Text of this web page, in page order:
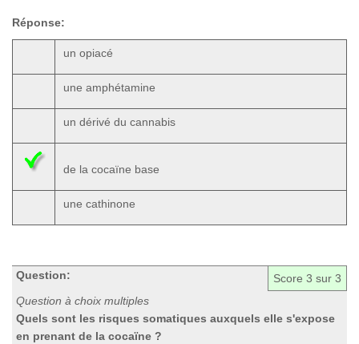
Réponse:
un opiacé
une amphétamine
un dérivé du cannabis
de la cocaïne base
une cathinone
Score 3 sur 3
Question:
Question à choix multiples
Quels sont les risques somatiques auxquels elle s'expose
en prenant de la cocaïne ?